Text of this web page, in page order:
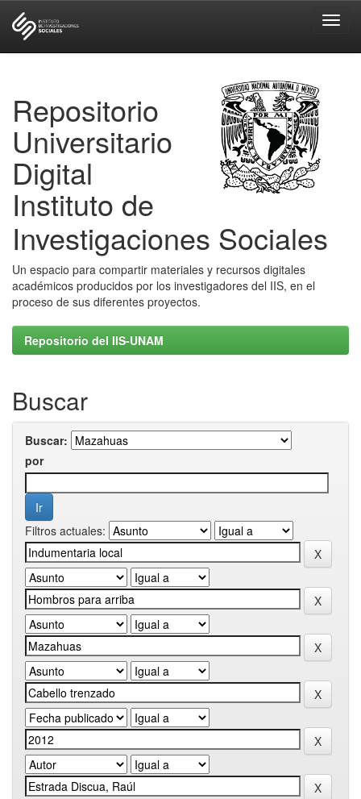
Repositorio
Universitario
Digital
Instituto de
Investigaciones Sociales
Un espacio para compartir materiales y recursos digitales
académicos producidos por los investigadores del IIS, en el
proceso de sus diferentes proyectos.
Repositorio del IIS-UNAM
Buscar
Buscar:
por
Filtros actuales: